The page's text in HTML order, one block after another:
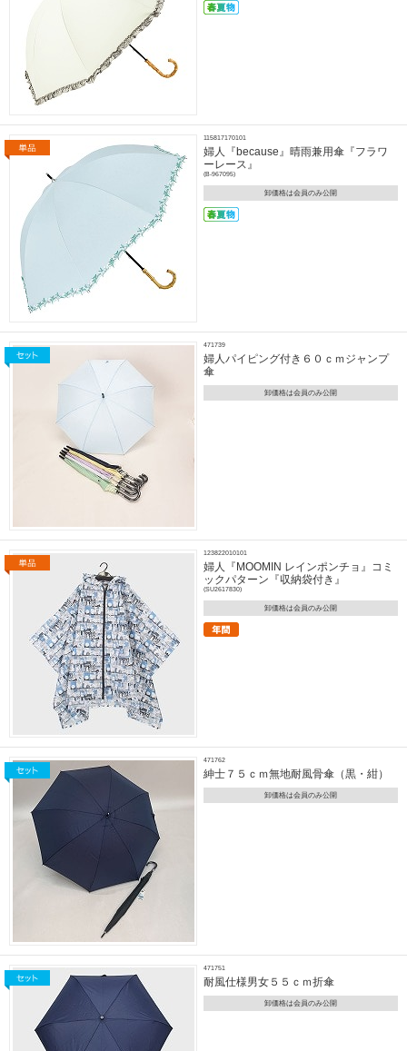
115817170101
婦人『because』晴雨兼用傘『フラワ
ーレース』
(B-967095)
卸価格は会員のみ公開
471739
婦人パイピング付き６０ｃｍジャンプ
傘
卸価格は会員のみ公開
123822010101
婦人『MOOMIN レインポンチョ』コミ
ックパターン『収納袋付き』
(SU2617830)
卸価格は会員のみ公開
471762
紳士７５ｃｍ無地耐風骨傘（黒・紺）
卸価格は会員のみ公開
471751
耐風仕様男女５５ｃｍ折傘
卸価格は会員のみ公開